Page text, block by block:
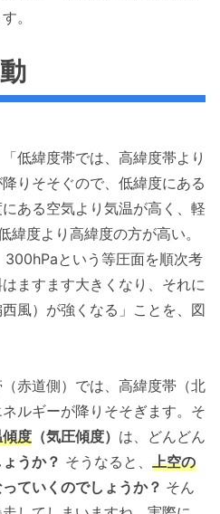
。
低緯度帯では、高緯度帯より
りそそぐので、低緯度にある
ある空気より気温が高く、軽
度より高緯度の方が高い。
という等圧面を順次考
ますます大きくなり、それに
風）が強くなる」ことを、図
赤道側）では、高緯度帯（北
ルギーが降りそそぎます。そ
度 （気圧傾度） は、どんどん
うか？ そうなると、 上空の
ていくのでしょうか？ そん